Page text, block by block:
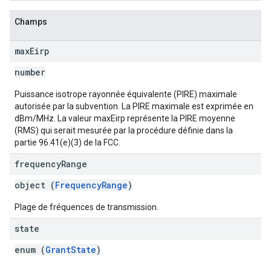
Champs
maxEirp
number
Puissance isotrope rayonnée équivalente (PIRE) maximale
autorisée par la subvention. La PIRE maximale est exprimée en
dBm/MHz. La valeur maxEirp représente la PIRE moyenne
(RMS) qui serait mesurée par la procédure définie dans la
partie 96.41(e)(3) de la FCC.
frequencyRange
object (FrequencyRange)
Plage de fréquences de transmission.
state
enum (GrantState)